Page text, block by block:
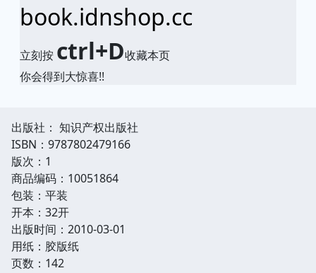
book.idnshop.cc
立刻按 ctrl+D收藏本页
你会得到大惊喜!!
出版社： 知识产权出版社
ISBN：9787802479166
版次：1
商品编码：10051864
包装：平装
开本：32开
出版时间：2010-03-01
用纸：胶版纸
页数：142